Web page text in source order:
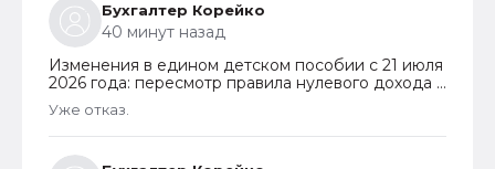
Бухгалтер Корейко
40 минут назад
Изменения в едином детском пособии с 21 июля
2026 года: пересмотр правила нулевого дохода и
новый порядок оформления пособий по месту
пребывания
Уже отказ.